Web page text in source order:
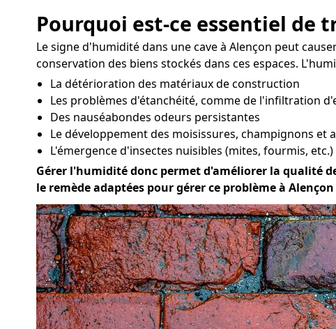
Pourquoi est-ce essentiel de
Le signe d'humidité dans une cave à Alençon peut
conservation des biens stockés dans ces espaces.
La détérioration des matériaux de construction
Les problèmes d'étanchéité, comme de l'infiltration
Des nauséabondes odeurs persistantes
Le développement des moisissures, champignons
L'émergence d'insectes nuisibles (mites, fourmis, etc.)
Gérer l'humidité donc permet d'améliorer la qualité
le remède adaptées pour gérer ce problème à Alençon